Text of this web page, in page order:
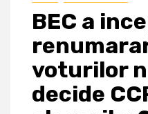
BEC a
voturilor
decide